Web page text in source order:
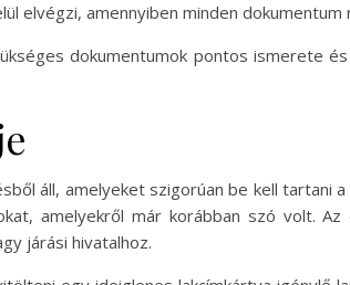
elvégzi, amennyiben minden dokumentum
dokumentumok pontos ismerete
áll, amelyeket szigorúan be kell tartani
amelyekről már korábban szó volt.
járási hivatalhoz.